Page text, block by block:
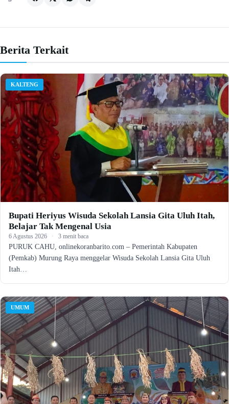
Berita Terkait
KALTENG
Bupati Heriyus Wisuda Sekolah Lansia Gita Uluh Itah,
Belajar Tak Mengenal Usia
6 Agustus 2026 · 3 menit baca
PURUK CAHU, onlinekoranbarito.com – Pemerintah Kabupaten
(Pemkab) Murung Raya menggelar Wisuda Sekolah Lansia Gita Uluh
Itah…
UMUM